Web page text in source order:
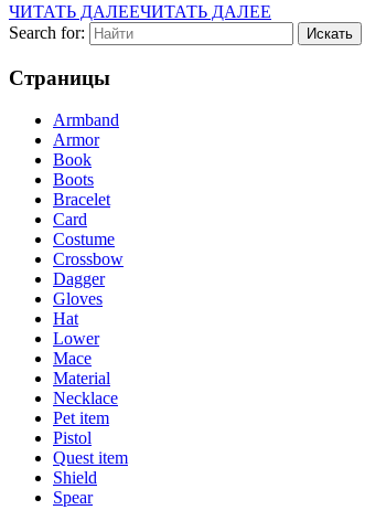
ЧИТАТЬ ДАЛЕЕЧИТАТЬ ДАЛЕЕ
Search for:
Страницы
Armband
Armor
Book
Boots
Bracelet
Card
Costume
Crossbow
Dagger
Gloves
Hat
Lower
Mace
Material
Necklace
Pet item
Pistol
Quest item
Shield
Spear